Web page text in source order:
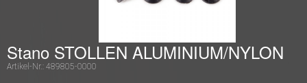
Stano STOLLEN ALUMINIUM/NYLON
Artikel-Nr.: 489805-0000